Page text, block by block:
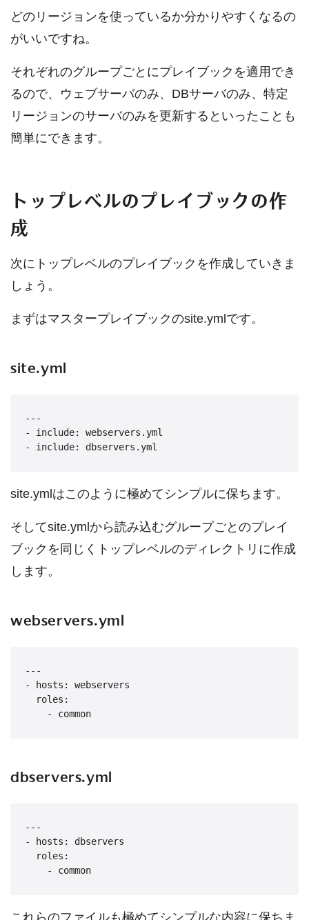
どのリージョンを使っているか分かりやすくなるの
がいいですね。
それぞれのグループごとにプレイブックを適用でき
るので、ウェブサーバのみ、DBサーバのみ、特定
リージョンのサーバのみを更新するといったことも
簡単にできます。
トップレベルのプレイブックの作
成
次にトップレベルのプレイブックを作成していきま
しょう。
まずはマスタープレイブックのsite.ymlです。
site.yml
---
- include: webservers.yml
site.ymlはこのように極めてシンプルに保ちます。
そしてsite.ymlから読み込むグループごとのプレイ
ブックを同じくトップレベルのディレクトリに作成
します。
webservers.yml
---
- hosts: webservers
  roles:
dbservers.yml
---
- hosts: dbservers
  roles:
これらのファイルも極めてシンプルな内容に保ちま